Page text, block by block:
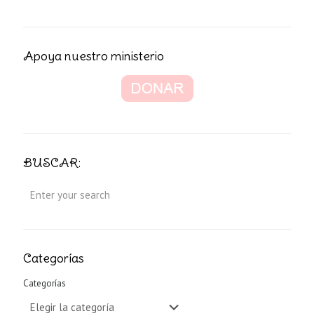
Apoya nuestro ministerio
BUSCAR:
Categorías
Categorías